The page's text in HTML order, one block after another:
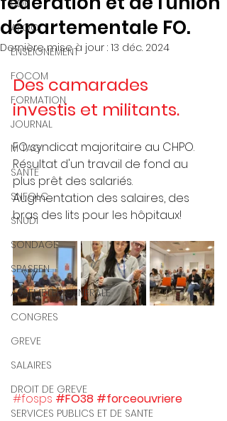
UDR
AFOC
ENSEIGNEMENT
FOCOM
FORMATION
JOURNAL
M TAG
SANTE
SNFOLC
SNUDI
SONDAGE
SPASEEN
ASSEMBLEE GENERALE
CONGRES
GREVE
SALAIRES
DROIT DE GREVE
SERVICES PUBLICS ET DE SANTE
départementale FO.
Dernière mise à jour : 13 déc. 2024
Des camarades
investis et militants.
FO syndicat majoritaire au CHPO.
Résultat d'un travail de fond au
plus prêt des salariés.
Augmentation des salaires, des
bras des lits pour les hôpitaux!
#fosps #FO38 #forceouvriere